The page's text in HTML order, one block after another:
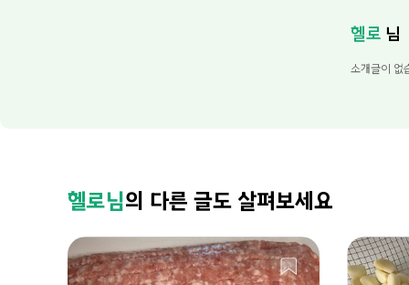
헬로 님
소개글이 없
헬로님의 다른 글도 살펴보세요